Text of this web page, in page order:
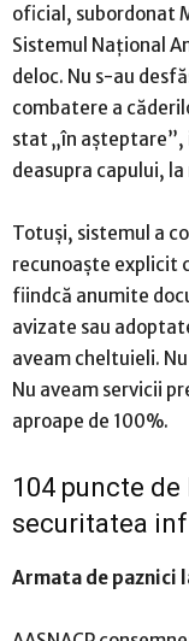
oficial, subordonat
Sistemul Național
deloc. Nu s-au
combatere a
stat „în așteptare”,
deasupra capului,
Totuși, sistemul a
recunoaște explicit
fiindcă anumite
avizate sau
aveam cheltuieli.
Nu aveam servicii
aproape de 100%.
104 puncte de
securitatea
Armata de paznici